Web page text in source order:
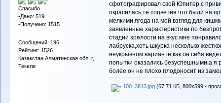
Спасибо
-Дано: 519
-Получено: 1515
Сообщений: 196
Рейтинг: 1526
Казакстан Алматинская обл, г,
Текели
сфотографировал свой Юпитер с
окрасилась,те соцветия что были на
мелкими,ягода на мой взгляд для
заявленные характеристики по
стадии зрелости на вкус мне
лабруска,хоть шкурка несколько
неукрывном варианте,как он себя
попытки оказались безуспешными,а я
более он не плохо плодоносит из
100_3813.jpg(67.71 КБ, 800x599 -